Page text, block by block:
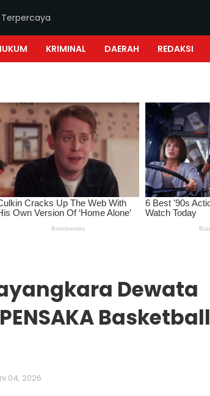
KRIMINAL DAERAH REDAKSI
Dewata
Basketball
04, 2026